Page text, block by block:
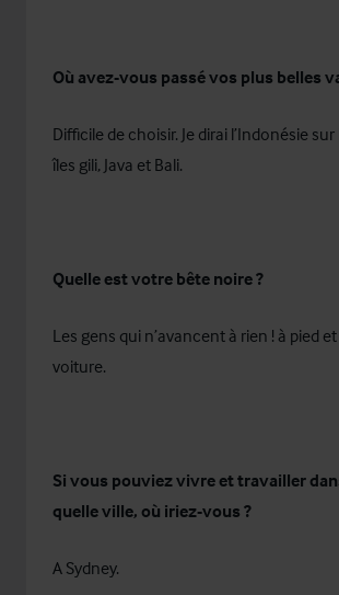
Où avez-vous passé vos plus belles
Difficile de choisir. Je dirai l’Indonésie
îles gili, Java et Bali.
Quelle est votre bête noire ?
Les gens qui n’avancent à rien ! à pied
voiture.
Si vous pouviez vivre et travailler
quelle ville, où iriez-vous ?
A Sydney.